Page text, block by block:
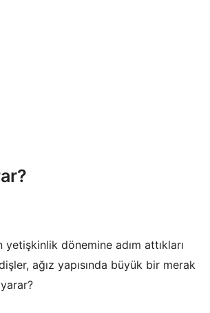
yetişkinlik dönemine adım attıkları
ağız yapısında büyük bir merak